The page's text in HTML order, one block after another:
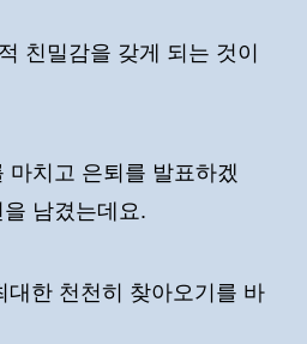
친밀감을 갖게 되는 것이
마치고 은퇴를 발표하겠
남겼는데요.
대한 천천히 찾아오기를 바